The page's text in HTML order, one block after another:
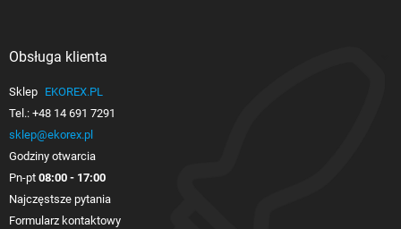
Obsługa klienta
Sklep EKOREX.PL
Tel.: +48 14 691 7291
sklep@ekorex.pl
Godziny otwarcia
Pn-pt 08:00 - 17:00
Najczęstsze pytania
Formularz kontaktowy